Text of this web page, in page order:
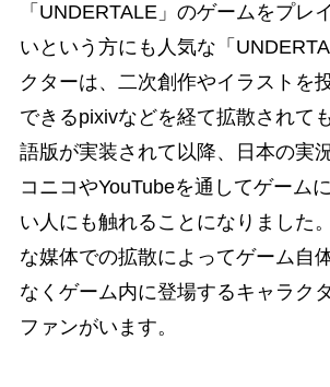
「UNDERTALE」のゲームをプレ
いという方にも人気な「
クターは、二次創作やイラストを
できるpixivなどを経て拡散されて
語版が実装されて以降、日本の実
コニコやYouTubeを通してゲーム
い人にも触れることになりました
な媒体での拡散によってゲーム自
なくゲーム内に登場するキャラク
ファンがいます。